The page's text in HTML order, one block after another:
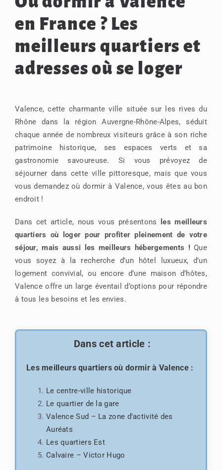
en France ? Les
meilleurs quartiers et
adresses où se loger
Valence, cette charmante ville située sur les rives du
Rhône dans la région Auvergne-Rhône-Alpes, séduit
chaque année de nombreux visiteurs grâce à son riche
patrimoine historique, ses espaces verts et sa
gastronomie savoureuse. Si vous prévoyez de
séjourner dans cette ville pittoresque, mais que vous
vous demandez où dormir à Valence, vous êtes au bon
endroit !
Dans cet article, nous vous présentons
les meilleurs
quartiers où loger pour profiter pleinement de votre
séjour, mais aussi les meilleurs hébergements !Que
vous soyez à la recherche d’un hôtel luxueux, d’un
logement convivial, ou encore d’une maison d’hôtes,
Valence offre un large éventail d’options pour répondre
à tous les besoins et les envies.
Dans cet article :
Les meilleurs quartiers où dormir à Valence :
Le centre-ville historique
Le quartier de la gare
Valence Sud – La zone d’activité des
Auréats
Les quartiers Est
Calvaire – Victor Hugo